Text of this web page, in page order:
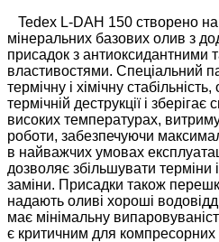
Tedex L-DAH 150 створено на
мінеральних базових олив з
присадок з антиоксидантними
властивостями. Спеціальний
термічну і хімічну
термічній деструкції і зберігає
високих температурах,
роботи, забезпечуючи
в найважчих умовах
дозволяє збільшувати терміни
заміни. Присадки також
надають оливі хороші
має мінімальну
є критичним для компресорних